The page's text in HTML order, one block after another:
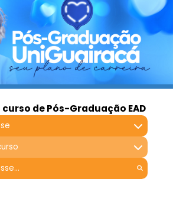
curso de Pós-Graduação EAD